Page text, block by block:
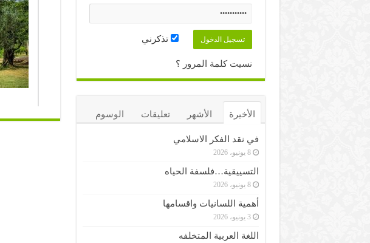
تذكرني
نسيت كلمة المرور ؟
الأخيرة الأشهر تعليقات الوسوم
في نقد الفكر الاسلامي
8 يونيو، 2026
التسييقية…فلسفة الحياه
8 يونيو، 2026
أهمية اللسانيات واقسامها
3 يونيو، 2026
اللغة العربية المتخلفه